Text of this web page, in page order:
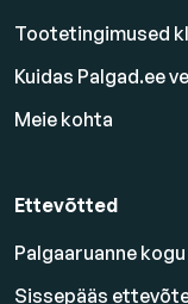
Tootetingimused
Kuidas Palgad.ee
Meie kohta
Ettevõtted
Palgaaruanne
Sissepääs